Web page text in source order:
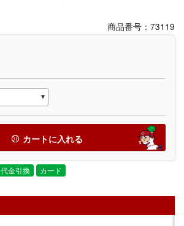
商品番号：73119
カートに入れる
代金引換 カード